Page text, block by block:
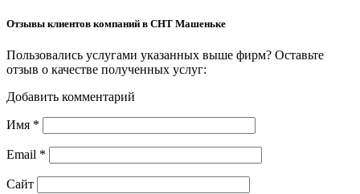
Отзывы клиентов компаний в СНТ Машеньке
Пользовались услугами указанных выше фирм? Оставьте
отзыв о качестве полученных услуг:
Добавить комментарий
Имя *
Email *
Сайт